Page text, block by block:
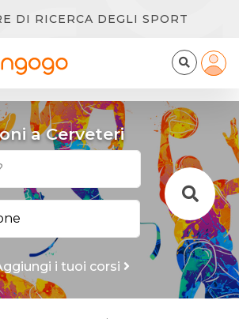
DI RICERCA DEGLI SPORT
a Cerveteri
i tuoi corsi